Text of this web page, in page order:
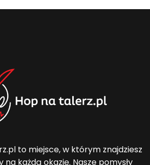
to miejsce, w którym znajdziesz
na każdą okazję. Nasze pomysły